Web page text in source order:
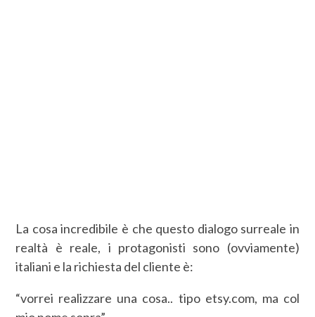
La cosa incredibile è che questo dialogo surreale in
realtà è reale, i protagonisti sono (ovviamente)
italiani e la richiesta del cliente è:
“vorrei realizzare una cosa.. tipo etsy.com, ma col